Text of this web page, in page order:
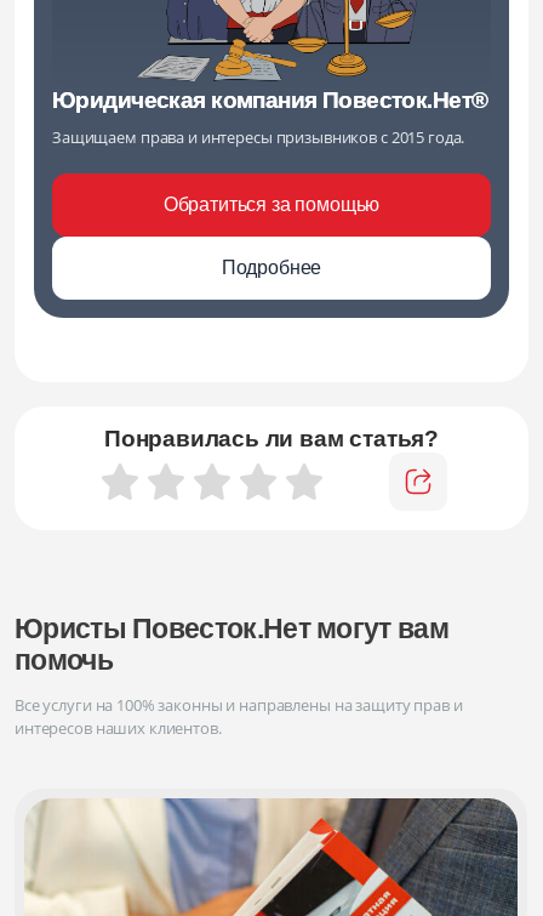
Юридическая компания Повесток.Нет®
Защищаем права и интересы призывников с 2015 года.
Подробнее
Обратиться за помощью
Понравилась ли вам статья?
Юристы Повесток.Нет могут вам
помочь
Все услуги на 100% законны и направлены на защиту прав и
интересов наших клиентов.